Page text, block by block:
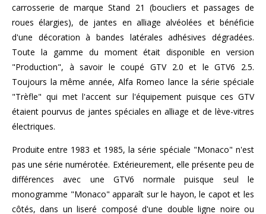
carrosserie de marque Stand 21 (boucliers et passages de
roues élargies), de jantes en alliage alvéolées et bénéficie
d'une décoration à bandes latérales adhésives dégradées.
Toute la gamme du moment était disponible en version
"Production", à savoir le coupé GTV 2.0 et le GTV6 2.5.
Toujours la même année, Alfa Romeo lance la série spéciale
"Trèfle" qui met l'accent sur l'équipement puisque ces GTV
étaient pourvus de jantes spéciales en alliage et de lève-vitres
électriques.
Produite entre 1983 et 1985, la série spéciale "Monaco" n'est
pas une série numérotée. Extérieurement, elle présente peu de
différences avec une GTV6 normale puisque seul le
monogramme "Monaco" apparaît sur le hayon, le capot et les
côtés, dans un liseré composé d'une double ligne noire ou